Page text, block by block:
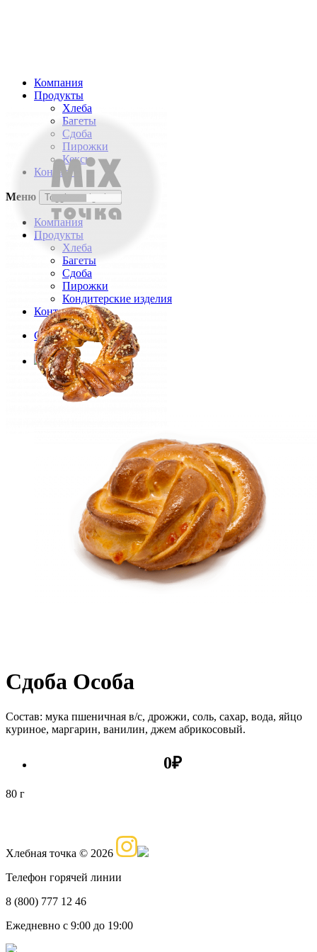
Компания
Продукты
Хлеба
Багеты
Сдоба
Пирожки
Кексы
Контакты
Меню Toggle navigation
Компания
Продукты
Хлеба
Багеты
Сдоба
Пирожки
Кондитерские изделия
Контакты
Сдоба Особа
Сдоба Особа
Состав: мука пшеничная в/с, дрожжи, соль, сахар, вода, яйцо
куриное, маргарин, ванилин, джем абрикосовый.
0₽
80 г
Хлебная точка © 2026
Телефон горячей линии
8 (800) 777 12 46
Ежедневно с 9:00 до 19:00